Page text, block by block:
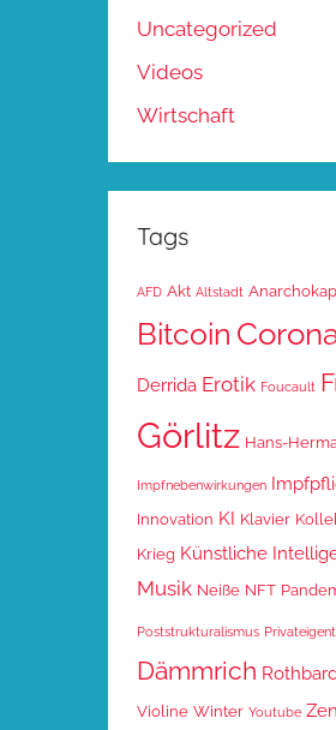
Uncategorized
Videos
Wirtschaft
Tags
AFD Akt Altstadt
Bitcoin
Derrida Erotik Foucault
Görlitz Hans-
Impfnebenwirkungen
Innovation KI Klavier
Krieg Künstliche
Musik Neiße NFT
Poststrukturalismus
Dämmrich
Violine Winter Youtube